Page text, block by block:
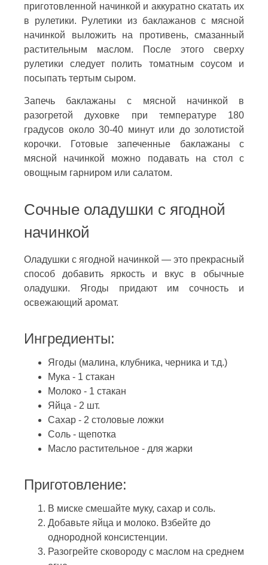
приготовленной начинкой и аккуратно скатать их
в рулетики. Рулетики из баклажанов с мясной
начинкой выложить на противень, смазанный
растительным маслом. После этого сверху
рулетики следует полить томатным соусом и
посыпать тертым сыром.
Запечь баклажаны с мясной начинкой в
разогретой духовке при температуре 180
градусов около 30-40 минут или до золотистой
корочки. Готовые запеченные баклажаны с
мясной начинкой можно подавать на стол с
овощным гарниром или салатом.
Сочные оладушки с ягодной
начинкой
Оладушки с ягодной начинкой — это прекрасный
способ добавить яркость и вкус в обычные
оладушки. Ягоды придают им сочность и
освежающий аромат.
Ингредиенты:
Ягоды (малина, клубника, черника и т.д.)
Мука - 1 стакан
Молоко - 1 стакан
Яйца - 2 шт.
Сахар - 2 столовые ложки
Соль - щепотка
Масло растительное - для жарки
Приготовление:
В миске смешайте муку, сахар и соль.
Добавьте яйца и молоко. Взбейте до
однородной консистенции.
Разогрейте сковороду с маслом на среднем